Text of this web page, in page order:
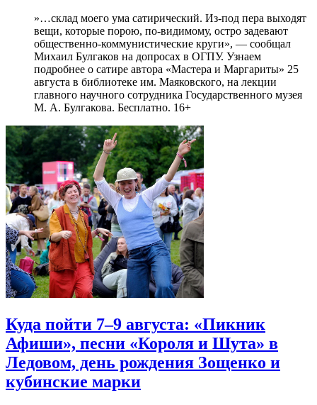
»…склад моего ума сатирический. Из-под пера выходят
вещи, которые порою, по-видимому, остро задевают
общественно-коммунистические круги», — сообщал
Михаил Булгаков на допросах в ОГПУ. Узнаем
подробнее о сатире автора «Мастера и Маргариты» 25
августа в библиотеке им. Маяковского, на лекции
главного научного сотрудника Государственного музея
М. А. Булгакова. Бесплатно. 16+
Куда пойти 7–9 августа: «Пикник
Афиши», песни «Короля и Шута» в
Ледовом, день рождения Зощенко и
кубинские марки